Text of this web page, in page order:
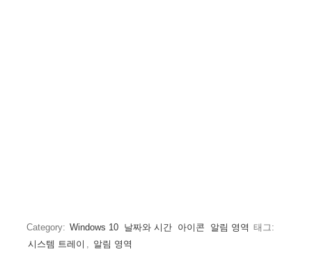
Category: Windows 10 날짜와 시간 아이콘 알림 영역 태그:
시스템 트레이 , 알림 영역